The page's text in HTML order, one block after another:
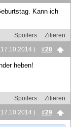
Kann ich
Spoilers
Zitieren
)
#28
heben!
Spoilers
Zitieren
)
#29